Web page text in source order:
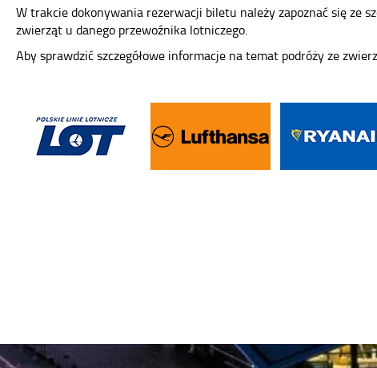
W trakcie dokonywania rezerwacji biletu należy zapoznać się ze
zwierząt u danego przewoźnika lotniczego.
Aby sprawdzić szczegółowe informacje na temat podróży ze